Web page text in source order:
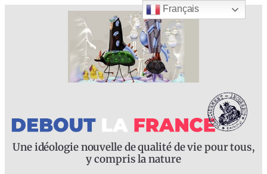
Une idéologie nouvelle de qualité de vie pour tous,
y compris la nature
Français